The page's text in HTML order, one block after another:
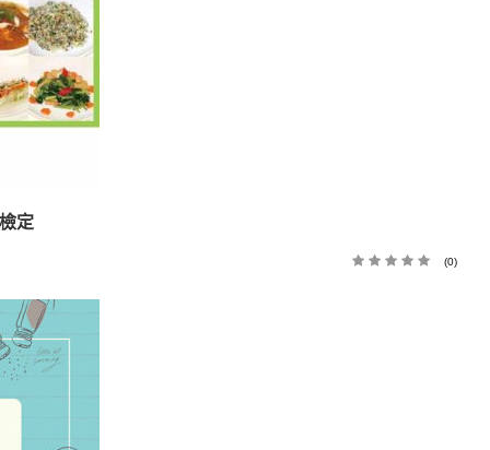
定
(0)